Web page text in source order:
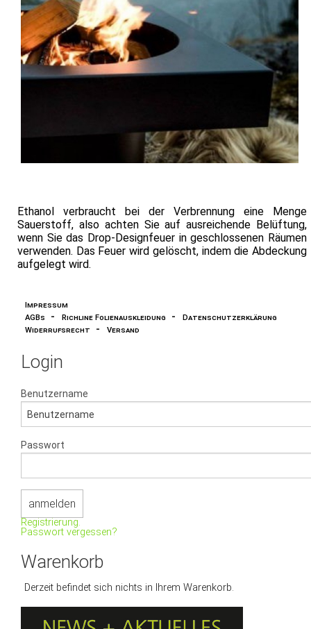
Ethanol verbraucht bei der Verbrennung eine Menge
Sauerstoff, also achten Sie auf ausreichende Belüftung,
wenn Sie das Drop-Designfeuer in geschlossenen Räumen
verwenden. Das Feuer wird gelöscht, indem die Abdeckung
aufgelegt wird.
Impressum
AGBs
- Richline Folienauskleidung -
Datenschutzerklärung
Widerrufsrecht
- Versand
Login
Benutzername
Passwort
Registrierung.
Passwort vergessen?
Warenkorb
Derzeit befindet sich nichts in Ihrem Warenkorb.